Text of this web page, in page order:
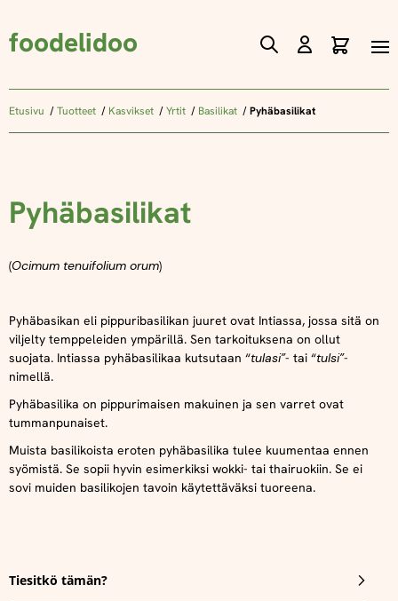
foodelidoo
Skip
Content
Etusivu Tuotteet Kasvikset Yrtit Basilikat Pyhäbasilikat
Pyhäbasilikat
(Ocimum tenuifolium orum)
Pyhäbasikan eli pippuribasilikan juuret ovat Intiassa, jossa sitä on
viljelty temppeleiden ympärillä. Sen tarkoituksena on ollut
suojata. Intiassa pyhäbasilikaa kutsutaan “tulasi”- tai “tulsi”-
nimellä.
Pyhäbasilika on pippurimaisen makuinen ja sen varret ovat
tummanpunaiset.
Muista basilikoista eroten pyhäbasilika tulee kuumentaa ennen
syömistä. Se sopii hyvin esimerkiksi wokki- tai thairuokiin. Se ei
sovi muiden basilikojen tavoin käytettäväksi tuoreena.
Tiesitkö tämän?